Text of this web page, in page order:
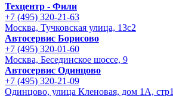
Техцентр - Фили
+7 (495) 320-21-63
Москва, Тучковская улица, 13с2
Автосервис Борисово
+7 (495) 320-01-60
Москва, Бесединское шоссе, 9
Автосервис Одинцово
+7 (495) 320-21-09
Одинцово, улица Кленовая, дом 1А, стр1